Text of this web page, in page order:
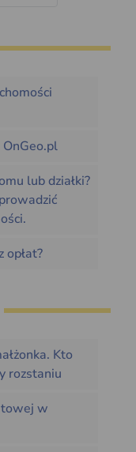
lub działki?
opłat?
Kto
rozstaniu
w